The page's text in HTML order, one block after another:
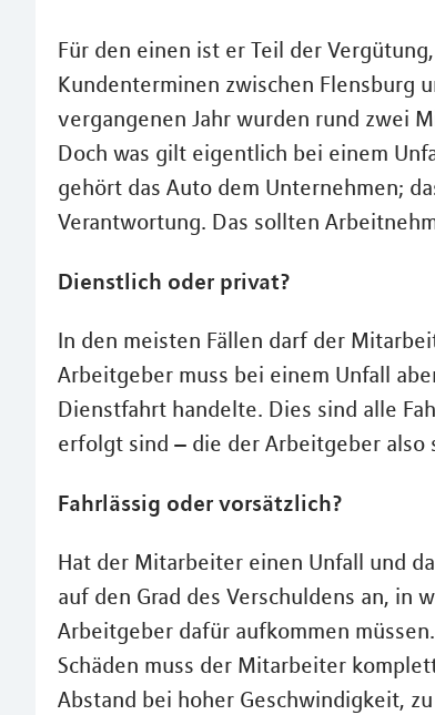
Für den einen ist er Teil der
Kundenterminen zwischen Flensburg
vergangenen Jahr wurden rund zwei
Doch was gilt eigentlich bei einem
gehört das Auto dem Unternehmen;
Verantwortung. Das sollten
Dienstlich oder privat?
In den meisten Fällen darf der
Arbeitgeber muss bei einem Unfall
Dienstfahrt handelte. Dies sind alle
erfolgt sind – die der Arbeitgeber also
Fahrlässig oder vorsätzlich?
Hat der Mitarbeiter einen Unfall und
auf den Grad des Verschuldens an, in
Arbeitgeber dafür aufkommen
Schäden muss der Mitarbeiter
Abstand bei hoher Geschwindigkeit,